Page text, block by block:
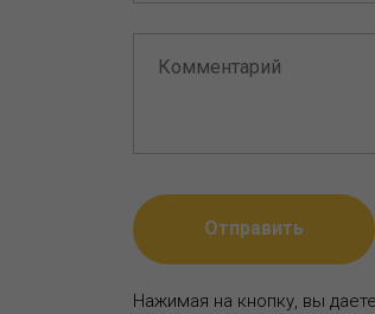
Отправить
Нажимая на кнопку, вы